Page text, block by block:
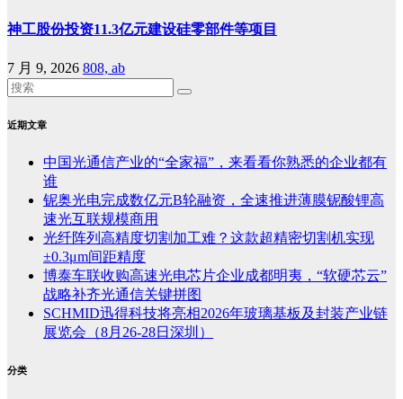
神工股份投资11.3亿元建设硅零部件等项目
7 月 9, 2026 808, ab
近期文章
中国光通信产业的“全家福”，来看看你熟悉的企业都有
谁
铌奥光电完成数亿元B轮融资，全速推进薄膜铌酸锂高
速光互联规模商用
光纤阵列高精度切割加工难？这款超精密切割机实现
±0.3μm间距精度
博泰车联收购高速光电芯片企业成都明夷，“软硬芯云”
战略补齐光通信关键拼图
SCHMID迅得科技将亮相2026年玻璃基板及封装产业链
展览会（8月26-28日深圳）
分类